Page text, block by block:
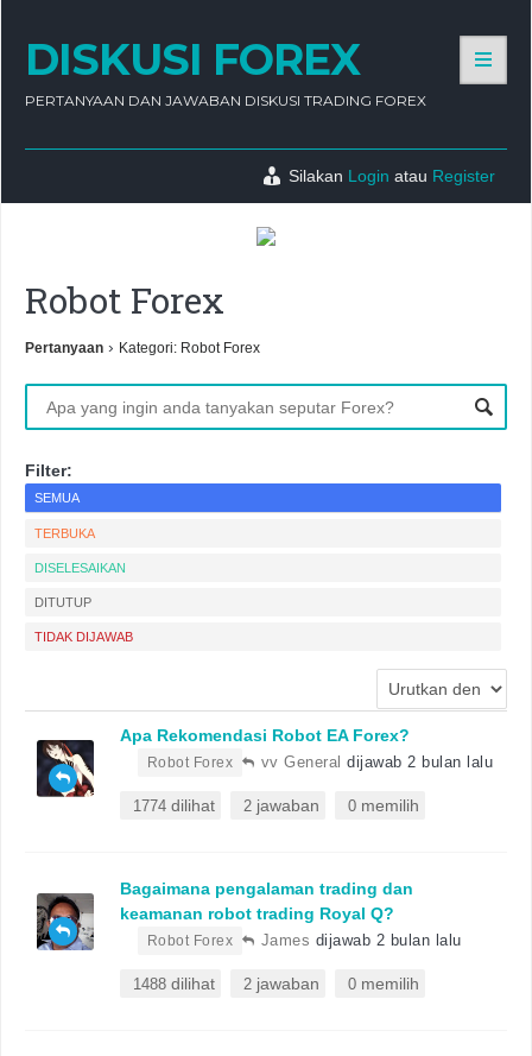
DISKUSI FOREX
PERTANYAAN DAN JAWABAN DISKUSI TRADING FOREX
Silakan Login atau Register
Robot Forex
Pertanyaan › Kategori: Robot Forex
Filter:
SEMUA
TERBUKA
DISELESAIKAN
DITUTUP
TIDAK DIJAWAB
Apa Rekomendasi Robot EA Forex?
vv General dijawab 2 bulan lalu
Robot Forex
1774 dilihat 2 jawaban 0 memilih
Bagaimana pengalaman trading dan
keamanan robot trading Royal Q?
James dijawab 2 bulan lalu
Robot Forex
1488 dilihat 2 jawaban 0 memilih